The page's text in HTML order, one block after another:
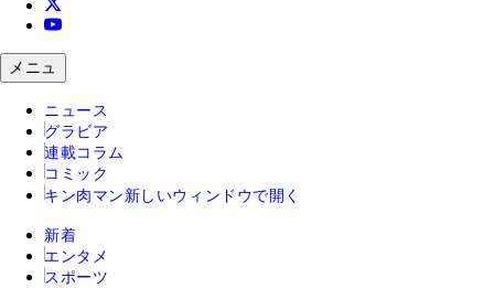
メニュ
ニュース
グラビア
連載コラム
コミック
キン肉マン 新しいウィンドウで開く
新着
エンタメ
スポーツ